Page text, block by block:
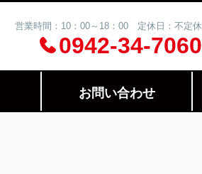
営業時間：10：00～18：00 定休日：不定休
0942-34-7060
お問い合わせ